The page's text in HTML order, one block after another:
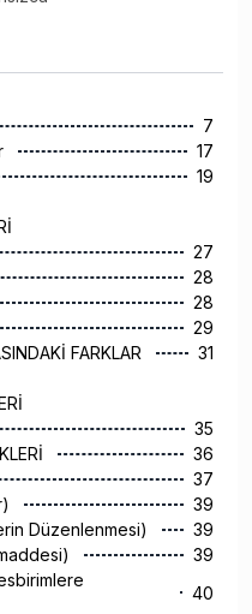
7
17
19
27
28
28
29
FARKLAR
31
35
36
37
39
Düzenlenmesi)
39
39
40